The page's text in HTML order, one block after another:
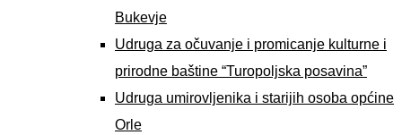
Bukevje
Udruga za očuvanje i promicanje kulturne i
prirodne baštine “Turopoljska posavina”
Udruga umirovljenika i starijih osoba općine
Orle